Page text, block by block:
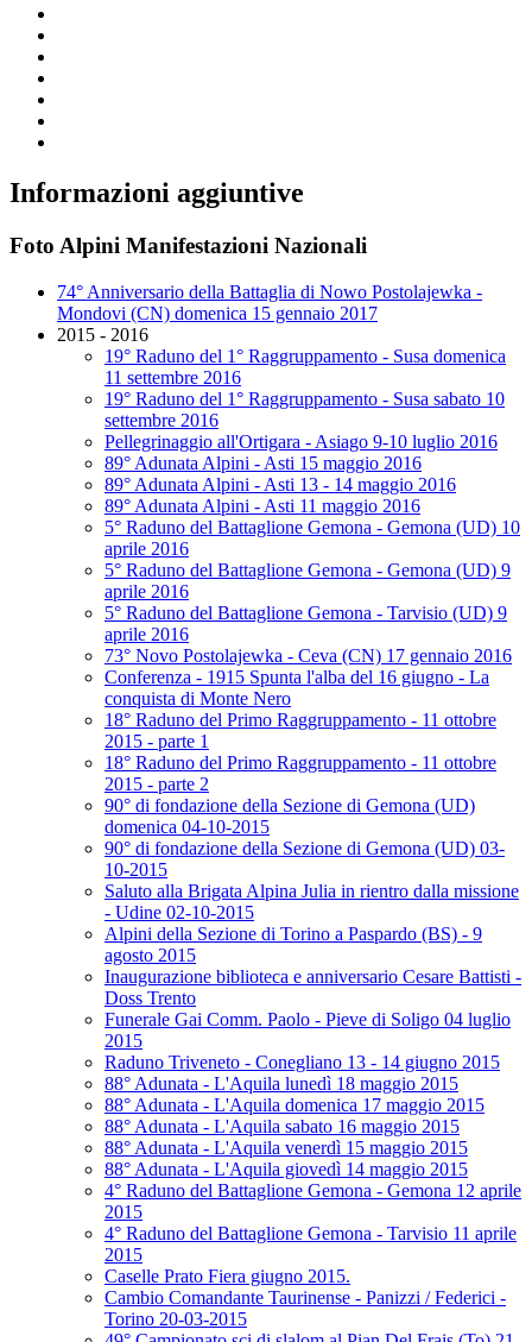
Informazioni aggiuntive
Foto Alpini Manifestazioni Nazionali
74° Anniversario della Battaglia di Nowo Postolajewka -
Mondovi (CN) domenica 15 gennaio 2017
2015 - 2016
19° Raduno del 1° Raggruppamento - Susa domenica
11 settembre 2016
19° Raduno del 1° Raggruppamento - Susa sabato 10
settembre 2016
Pellegrinaggio all'Ortigara - Asiago 9-10 luglio 2016
89° Adunata Alpini - Asti 15 maggio 2016
89° Adunata Alpini - Asti 13 - 14 maggio 2016
89° Adunata Alpini - Asti 11 maggio 2016
5° Raduno del Battaglione Gemona - Gemona (UD) 10
aprile 2016
5° Raduno del Battaglione Gemona - Gemona (UD) 9
aprile 2016
5° Raduno del Battaglione Gemona - Tarvisio (UD) 9
aprile 2016
73° Novo Postolajewka - Ceva (CN) 17 gennaio 2016
Conferenza - 1915 Spunta l'alba del 16 giugno - La
conquista di Monte Nero
18° Raduno del Primo Raggruppamento - 11 ottobre
2015 - parte 1
18° Raduno del Primo Raggruppamento - 11 ottobre
2015 - parte 2
90° di fondazione della Sezione di Gemona (UD)
domenica 04-10-2015
90° di fondazione della Sezione di Gemona (UD) 03-
10-2015
Saluto alla Brigata Alpina Julia in rientro dalla missione
- Udine 02-10-2015
Alpini della Sezione di Torino a Paspardo (BS) - 9
agosto 2015
Inaugurazione biblioteca e anniversario Cesare Battisti -
Doss Trento
Funerale Gai Comm. Paolo - Pieve di Soligo 04 luglio
2015
Raduno Triveneto - Conegliano 13 - 14 giugno 2015
88° Adunata - L'Aquila lunedì 18 maggio 2015
88° Adunata - L'Aquila domenica 17 maggio 2015
88° Adunata - L'Aquila sabato 16 maggio 2015
88° Adunata - L'Aquila venerdì 15 maggio 2015
88° Adunata - L'Aquila giovedì 14 maggio 2015
4° Raduno del Battaglione Gemona - Gemona 12 aprile
2015
4° Raduno del Battaglione Gemona - Tarvisio 11 aprile
2015
Caselle Prato Fiera giugno 2015.
Cambio Comandante Taurinense - Panizzi / Federici -
Torino 20-03-2015